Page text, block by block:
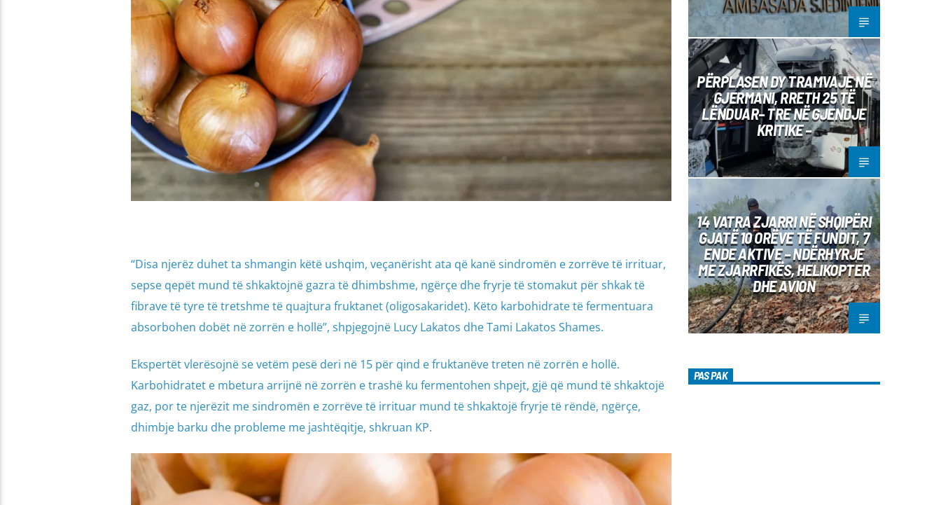
“Disa njerëz duhet ta shmangin këtë ushqim, veçanërisht ata që kanë sindromën e zorrëve të irrituar,
sepse qepët mund të shkaktojnë gazra të dhimbshme, ngërçe dhe fryrje të stomakut për shkak të
fibrave të tyre të tretshme të quajtura fruktanet (oligosakaridet). Këto karbohidrate të fermentuara
absorbohen dobët në zorrën e hollë”, shpjegojnë Lucy Lakatos dhe Tami Lakatos Shames.
Ekspertët vlerësojnë se vetëm pesë deri në 15 për qind e fruktanëve treten në zorrën e hollë.
Karbohidratet e mbetura arrijnë në zorrën e trashë ku fermentohen shpejt, gjë që mund të shkaktojë
gaz, por te njerëzit me sindromën e zorrëve të irrituar mund të shkaktojë fryrje të rëndë, ngërçe,
dhimbje barku dhe probleme me jashtëqitje, shkruan KP.
PËRPLASEN DY TRAMVAJE NË
GJERMANI, RRETH 25 TË
LËNDUAR– TRE NË GJENDJE
KRITIKE –
14 VATRA ZJARRI NË SHQIPËRI
GJATË 10 ORËVE TË FUNDIT, 7
ENDE AKTIVE – NDËRHYRJE
ME ZJARRFIKËS, HELIKOPTER
DHE AVION
PAS PAK